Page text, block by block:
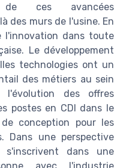
de ces avancées
des murs de l'usine. En
dans toute
Le développement
technologies ont un
des métiers au sein
l'évolution des offres
postes en CDI dans le
conception pour les
Dans une perspective
s'inscrivent dans une
avec l'industrie